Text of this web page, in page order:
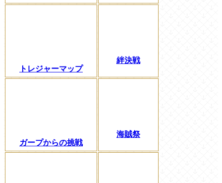
トレジャーマップ
絆決戦
ガープからの挑戦
海賊祭